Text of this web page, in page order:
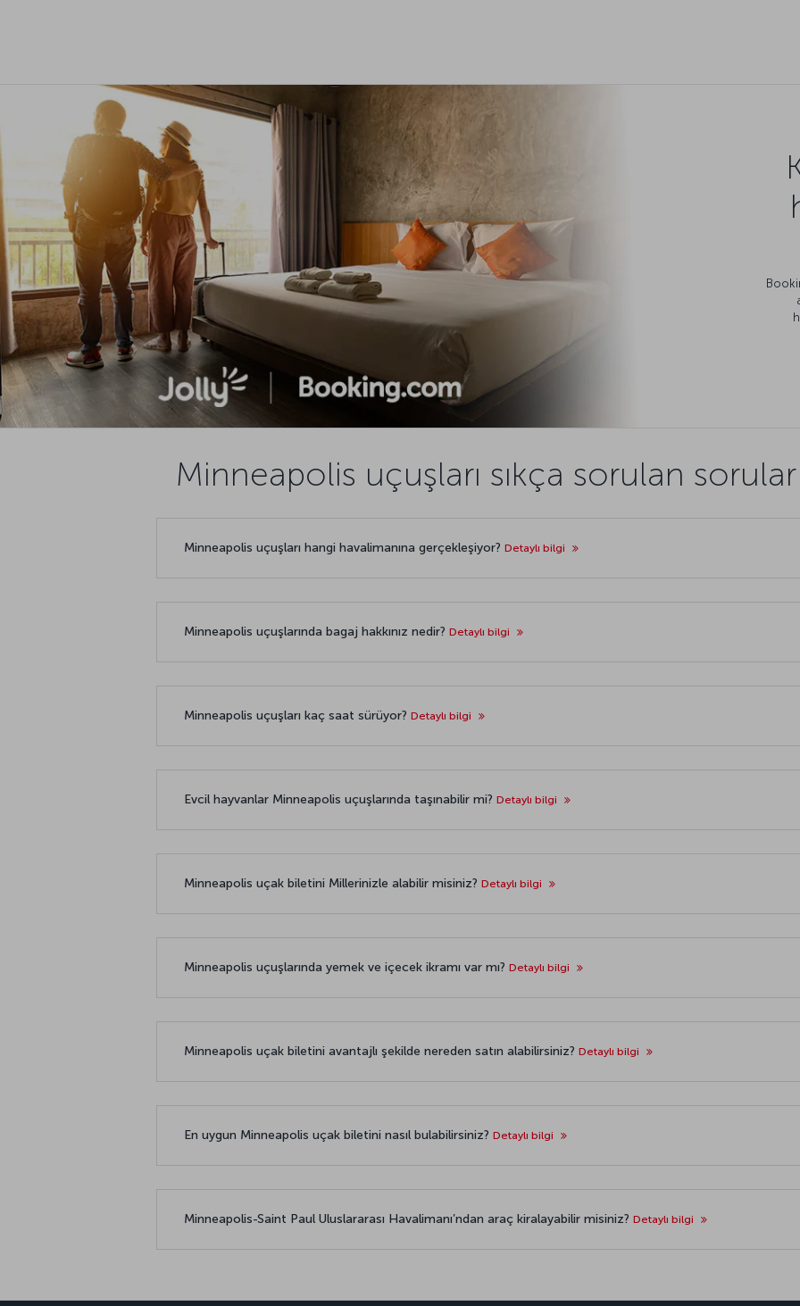
Minneapolis uçuşları sıkça sorulan sorular
Minneapolis uçuşları hangi havalimanına gerçekleşiyor? Detaylı bilgi
Minneapolis uçuşlarında bagaj hakkınız nedir? Detaylı bilgi
Minneapolis uçuşları kaç saat sürüyor? Detaylı bilgi
Evcil hayvanlar Minneapolis uçuşlarında taşınabilir mi? Detaylı bilgi
Minneapolis uçak biletini Millerinizle alabilir misiniz? Detaylı bilgi
Minneapolis uçuşlarında yemek ve içecek ikramı var mı? Detaylı bilgi
Minneapolis uçak biletini avantajlı şekilde nereden satın alabilirsiniz? Detaylı bilgi
En uygun Minneapolis uçak biletini nasıl bulabilirsiniz? Detaylı bilgi
Minneapolis-Saint Paul Uluslararası Havalimanı’ndan araç kiralayabilir misiniz? Detaylı bilgi